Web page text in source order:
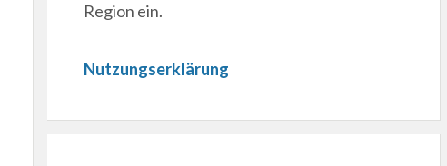
Region ein.
Nutzungserklärung